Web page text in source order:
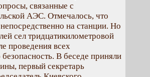
связанные с
АЭС. Отмечалось, что
на станции. Но
сел тридцатикилометровой
проведения всех
В беседе приняли
первый секретарь